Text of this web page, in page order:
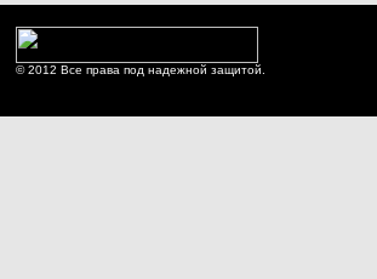
© 2012 Все права под надежной защитой.